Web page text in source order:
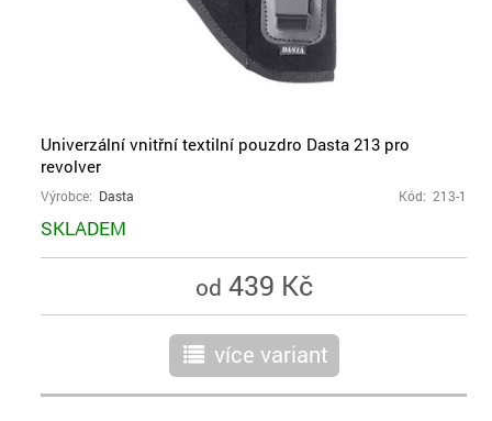
Univerzální vnitřní textilní pouzdro Dasta 213 pro
revolver
Výrobce: Dasta Kód: 213-1
SKLADEM
od 439 Kč
r více variant